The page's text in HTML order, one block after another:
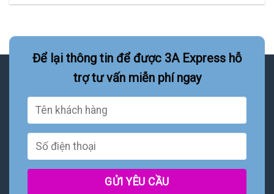
Để lại thông tin để được 3A Express hỗ
trợ tư vấn miễn phí ngay